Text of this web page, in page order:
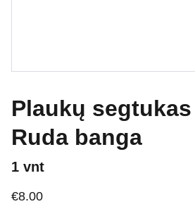
Plaukų
Ruda banga
1 vnt
€8.00